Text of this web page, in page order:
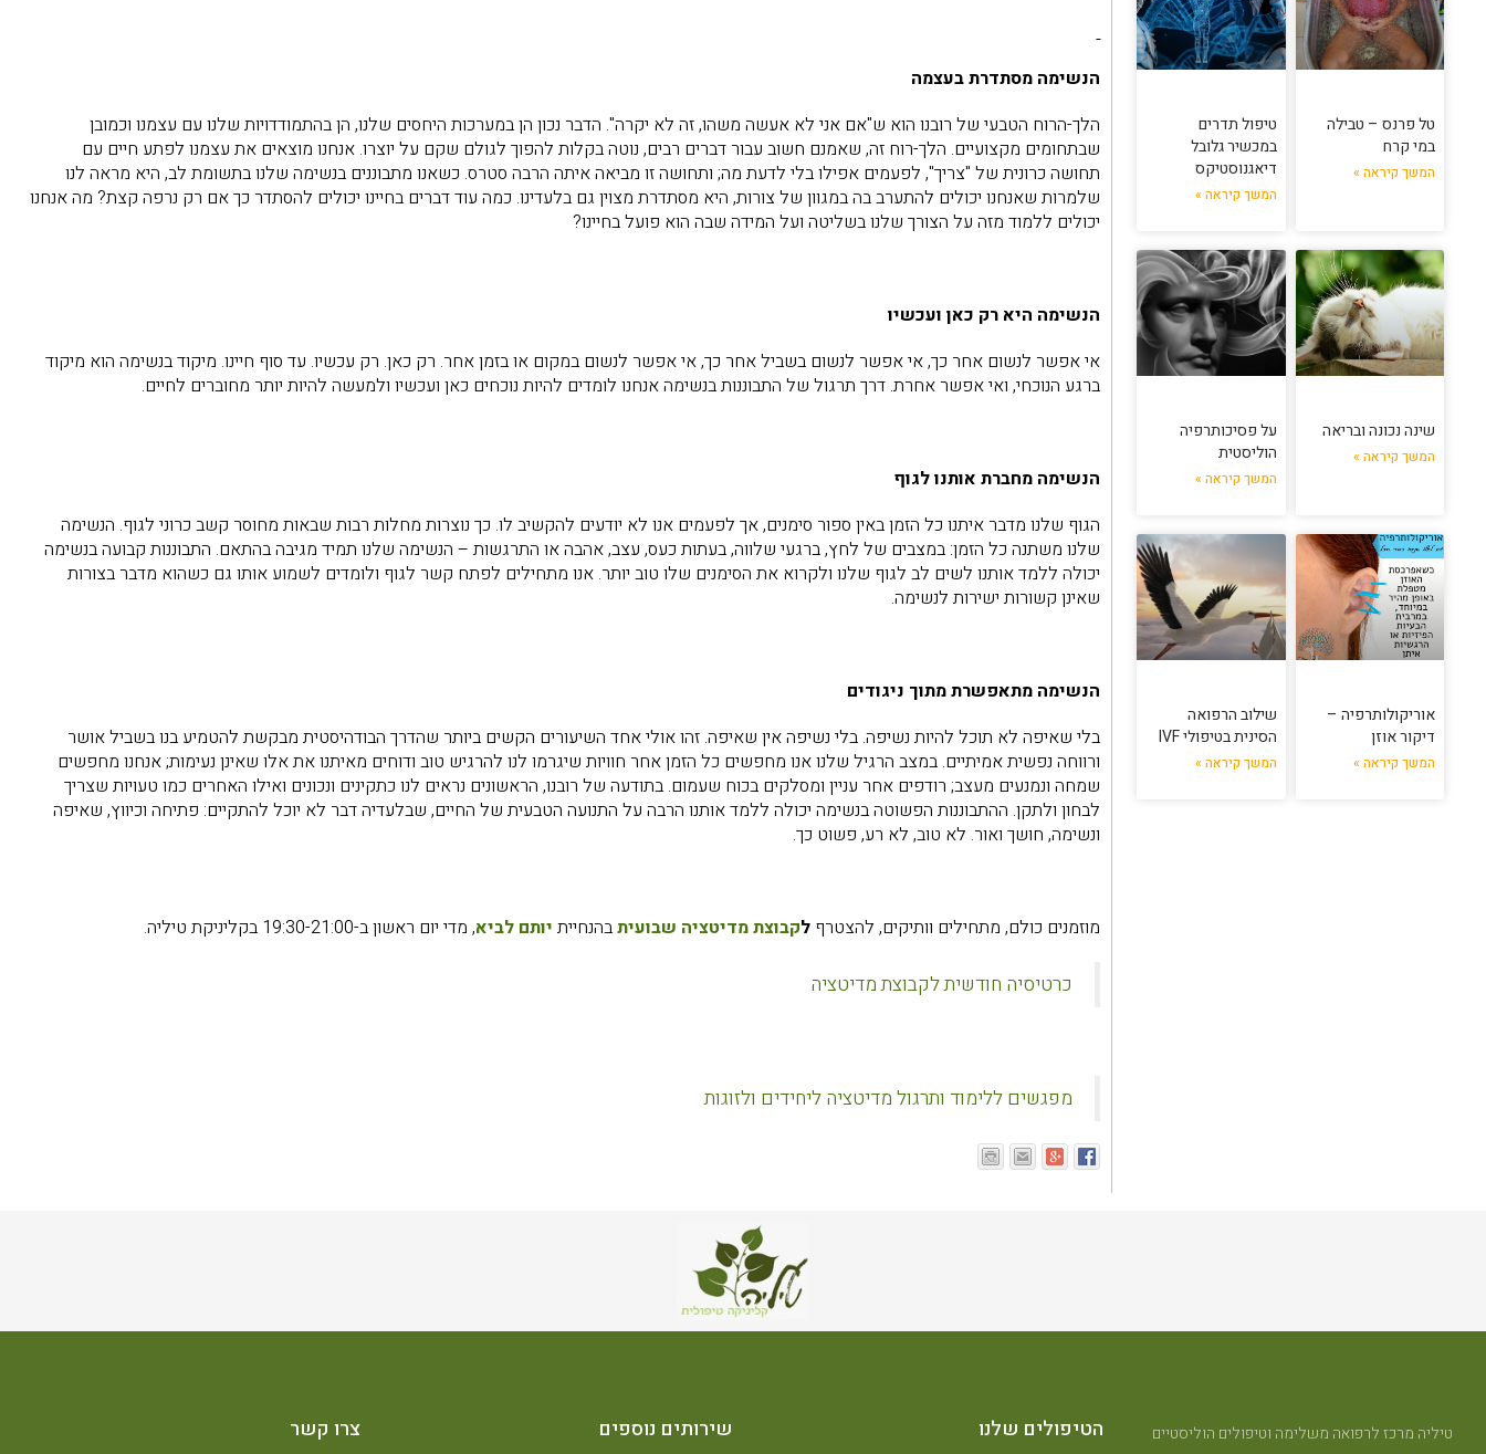
טל פרנס – טבילה
במי קרח
המשך קיראה »
טיפול תדרים
במכשיר גלובל
דיאגנוסטיקס
המשך קיראה »
שינה נכונה ובריאה
המשך קיראה »
על פסיכותרפיה
הוליסטית
המשך קיראה »
אוריקולותרפיה –
דיקור אוזן
המשך קיראה »
שילוב הרפואה
הסינית בטיפולי IVF
המשך קיראה »
הנשימה מסתדרת בעצמה
הלך-הרוח הטבעי של רובנו הוא ש"אם אני לא אעשה משהו, זה לא יקרה". הדבר נכון הן במערכות היחסים שלנו, הן בהתמודדויות שלנו עם עצמנו וכמובן
שבתחומים מקצועיים. הלך-רוח זה, שאמנם חשוב עבור דברים רבים, נוטה בקלות להפוך לגולם שקם על יוצרו. אנחנו מוצאים את עצמנו לפתע חיים עם
תחושה כרונית של "צריך", לפעמים אפילו בלי לדעת מה; ותחושה זו מביאה איתה הרבה סטרס. כשאנו מתבוננים בנשימה שלנו בתשומת לב, היא מראה לנו
שלמרות שאנחנו יכולים להתערב בה במגוון של צורות, היא מסתדרת מצוין גם בלעדינו. כמה עוד דברים בחיינו יכולים להסתדר כך אם רק נרפה קצת? מה אנחנו
יכולים ללמוד מזה על הצורך שלנו בשליטה ועל המידה שבה הוא פועל בחיינו?
הנשימה היא רק כאן ועכשיו
אי אפשר לנשום אחר כך, אי אפשר לנשום בשביל אחר כך, אי אפשר לנשום במקום או בזמן אחר. רק כאן. רק עכשיו. עד סוף חיינו. מיקוד בנשימה הוא מיקוד
ברגע הנוכחי, ואי אפשר אחרת. דרך תרגול של התבוננות בנשימה אנחנו לומדים להיות נוכחים כאן ועכשיו ולמעשה להיות יותר מחוברים לחיים.
הנשימה מחברת אותנו לגוף
הגוף שלנו מדבר איתנו כל הזמן באין ספור סימנים, אך לפעמים אנו לא יודעים להקשיב לו. כך נוצרות מחלות רבות שבאות מחוסר קשב כרוני לגוף. הנשימה
שלנו משתנה כל הזמן: במצבים של לחץ, ברגעי שלווה, בעתות כעס, עצב, אהבה או התרגשות – הנשימה שלנו תמיד מגיבה בהתאם. התבוננות קבועה בנשימה
יכולה ללמד אותנו לשים לב לגוף שלנו ולקרוא את הסימנים שלו טוב יותר. אנו מתחילים לפתח קשר לגוף ולומדים לשמוע אותו גם כשהוא מדבר בצורות
שאינן קשורות ישירות לנשימה.
הנשימה מתאפשרת מתוך ניגודים
בלי שאיפה לא תוכל להיות נשיפה. בלי נשיפה אין שאיפה. זהו אולי אחד השיעורים הקשים ביותר שהדרך הבודהיסטית מבקשת להטמיע בנו בשביל אושר
ורווחה נפשית אמיתיים. במצב הרגיל שלנו אנו מחפשים כל הזמן אחר חוויות שיגרמו לנו להרגיש טוב ודוחים מאיתנו את אלו שאינן נעימות; אנחנו מחפשים
שמחה ונמנעים מעצב; רודפים אחר עניין ומסלקים בכוח שעמום. בתודעה של רובנו, הראשונים נראים לנו כתקינים ונכונים ואילו האחרים כמו טעויות שצריך
לבחון ולתקן. ההתבוננות הפשוטה בנשימה יכולה ללמד אותנו הרבה על התנועה הטבעית של החיים, שבלעדיה דבר לא יוכל להתקיים: פתיחה וכיווץ, שאיפה
ונשימה, חושך ואור. לא טוב, לא רע, פשוט כך.
מוזמנים כולם, מתחילים וותיקים, להצטרף לקבוצת מדיטציה שבועיתבהנחיית יותם לביא, מדי יום ראשון ב-19:30-21:00 בקליניקת טיליה.
כרטיסיה חודשית לקבוצת מדיטציה
מפגשים ללימוד ותרגול מדיטציה ליחידים ולזוגות
טיליה מרכז לרפואה משלימה וטיפולים הוליסטיים
הטיפולים שלנו שירותים נוספים צרו קשר